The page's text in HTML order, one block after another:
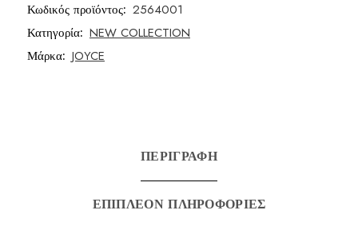
αγόρι
ποσότητα
Κωδικός προϊόντος: 2564001
Κατηγορία: NEW COLLECTION
Μάρκα: JOYCE
ΠΕΡΙΓΡΑΦΉ
ΕΠΙΠΛΈΟΝ ΠΛΗΡΟΦΟΡΊΕΣ